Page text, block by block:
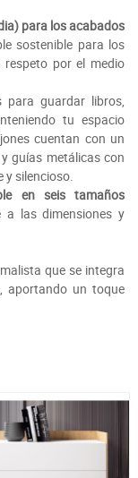
para los acabados
sostenible para los
por el medio
para guardar libros,
tu espacio
cuentan con un
guías metálicas con
silencioso.
en seis tamaños
a las dimensiones y
que se integra
aportando un toque